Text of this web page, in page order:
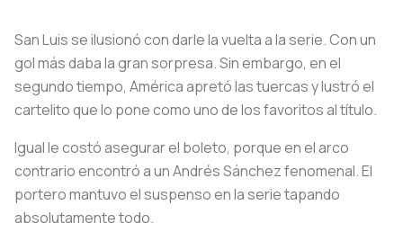
San Luis se ilusionó con darle la vuelta a la serie. Con un
gol más daba la gran sorpresa. Sin embargo, en el
segundo tiempo, América apretó las tuercas y lustró el
cartelito que lo pone como uno de los favoritos al título.
Igual le costó asegurar el boleto, porque en el arco
contrario encontró a un Andrés Sánchez fenomenal. El
portero mantuvo el suspenso en la serie tapando
absolutamente todo.